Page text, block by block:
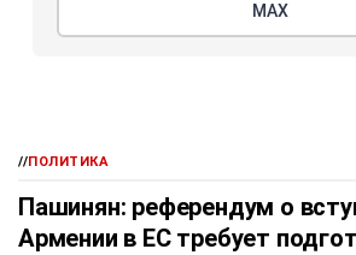
МАХ
//ПОЛИТИКА
Пашинян: референдум о
Армении в ЕС требует